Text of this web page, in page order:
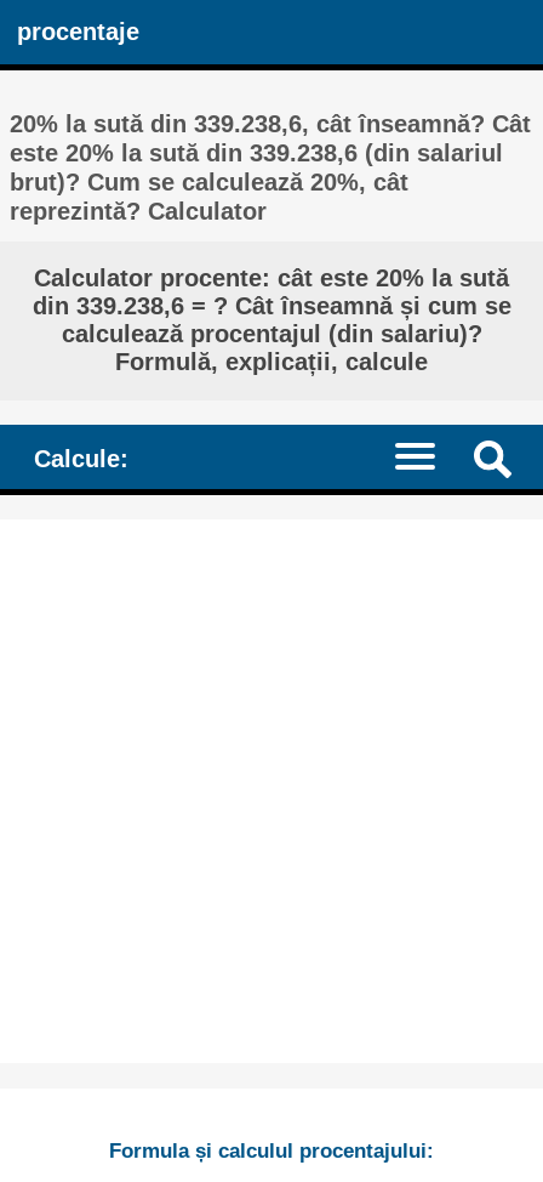
procentaje
20% la sută din 339.238,6, cât înseamnă? Cât
este 20% la sută din 339.238,6 (din salariul
brut)? Cum se calculează 20%, cât
reprezintă? Calculator
Calculator procente: cât este 20% la sută
din 339.238,6 = ? Cât înseamnă și cum se
calculează procentajul (din salariu)?
Formulă, explicații, calcule
Calcule:
Formula și calculul procentajului: